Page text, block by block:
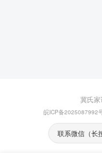
冀氏
皖ICP备2025087992
联系微信（长